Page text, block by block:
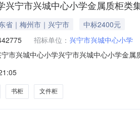
兴宁市兴城中心小学金属质柜类
省｜梅州市｜兴宁市
中标2400元
招标单位： 兴宁市兴城中心小学
市兴城中心小学兴宁市兴城中心小学金
联系方式：15819013703供应商(乙方)
书柜 文件柜